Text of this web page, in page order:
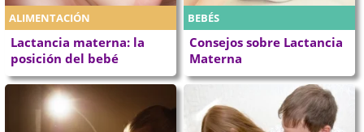
ALIMENTACIÓN
Lactancia materna: la
posición del bebé
BEBÉS
Consejos sobre Lactancia
Materna